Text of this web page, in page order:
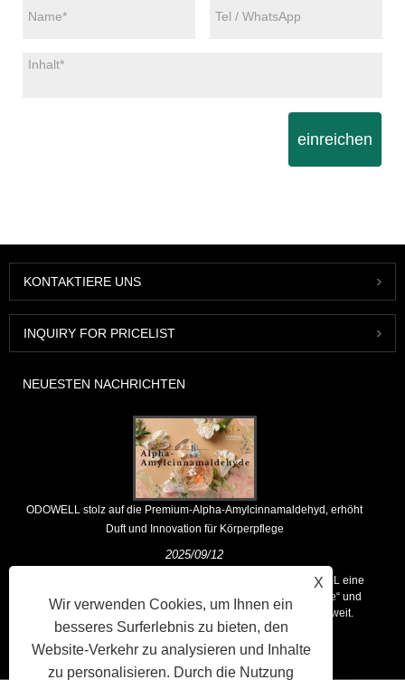
einreichen
KONTAKTIERE UNS
INQUIRY FOR PRICELIST
NEUESTEN NACHRICHTEN
ODOWELL stolz auf die Premium-Alpha-Amylcinnamaldehyd, erhöht
Duft und Innovation für Körperpflege
2025/09/12
Als führender globaler Anbieter von Dufthäusern hält ODOWELL eine
Kernphilosophie für „innovationsgetriebene, qualitätsgerichtete“ und
liefert konsequent überlegene Duftlösungen für Kunden weltweit.
X
Wir verwenden Cookies, um Ihnen ein
besseres Surferlebnis zu bieten, den
Website-Verkehr zu analysieren und Inhalte
zu personalisieren. Durch die Nutzung